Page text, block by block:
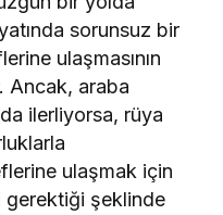
sorunsuz bir
ulaşmasının
Ancak, araba
ilerliyorsa, rüya
ulaşmak için
gerektiği şeklinde